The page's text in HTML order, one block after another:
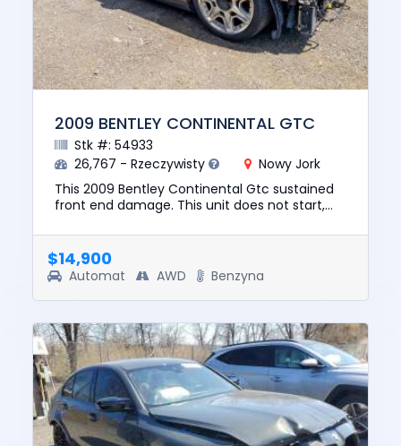
2009 BENTLEY CONTINENTAL GTC
Stk #: 54933
26,767 - Rzeczywisty
Nowy Jork
This 2009 Bentley Continental Gtc sustained
front end damage. This unit does not start,
vehicle was $57190....
$14,900
Automat AWD Benzyna